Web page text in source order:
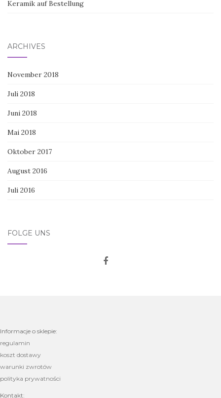
Keramik auf Bestellung
ARCHIVES
November 2018
Juli 2018
Juni 2018
Mai 2018
Oktober 2017
August 2016
Juli 2016
FOLGE UNS
Informacje o sklepie:
regulamin
koszt dostawy
warunki zwrotów
polityka prywatności
Kontakt: